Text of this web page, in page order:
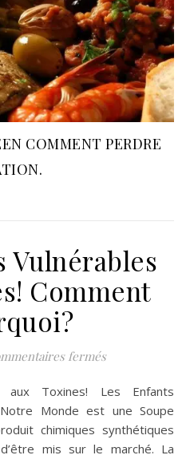
COMMENT PERDRE
Vulnérables
Comment
ferméssur Les
Monde est une Soupe
chimiques synthétiques
mis sur le marché. La